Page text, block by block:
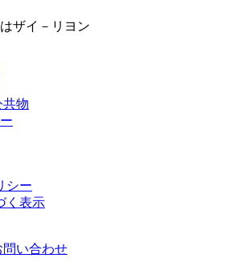
ザイ－リヨン
共物
シー
く表示